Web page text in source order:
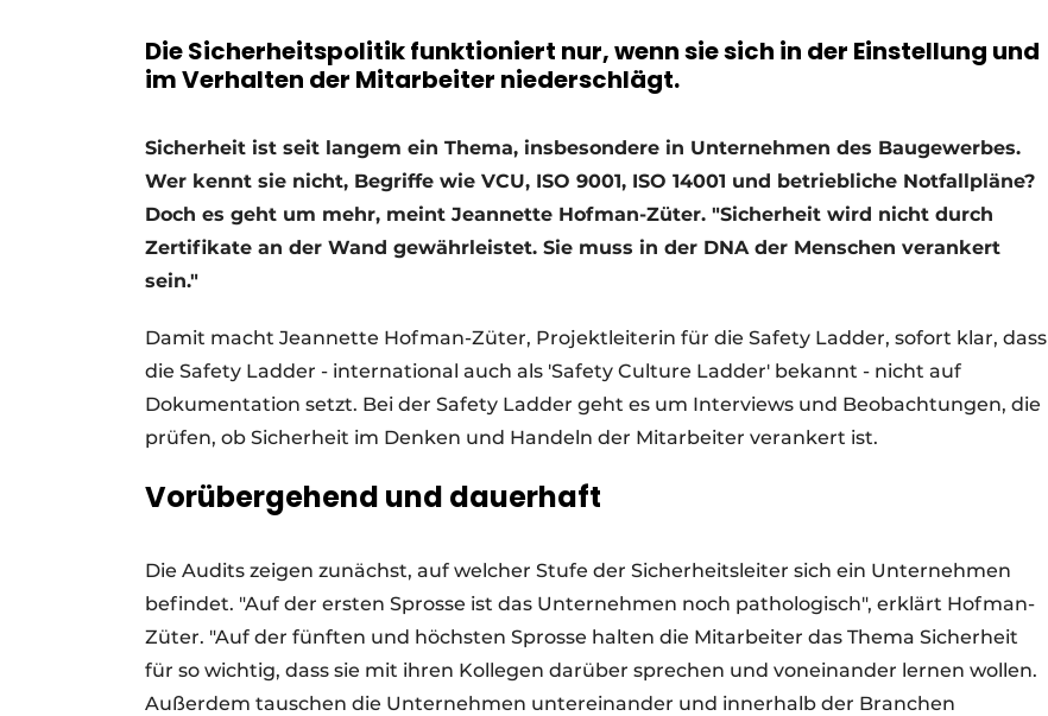
Videos
Die Sicherheitspolitik funktioniert nur, wenn sie sich in der Einstellung und
im Verhalten der Mitarbeiter niederschlägt.
Sicherheit ist seit langem ein Thema, insbesondere in Unternehmen des Baugewerbes.
Wer kennt sie nicht, Begriffe wie VCU, ISO 9001, ISO 14001 und betriebliche Notfallpläne?
Doch es geht um mehr, meint Jeannette Hofman-Züter. "Sicherheit wird nicht durch
Zertifikate an der Wand gewährleistet. Sie muss in der DNA der Menschen verankert
sein."
Damit macht Jeannette Hofman-Züter, Projektleiterin für die Safety Ladder, sofort klar, dass
die Safety Ladder - international auch als 'Safety Culture Ladder' bekannt - nicht auf
Dokumentation setzt. Bei der Safety Ladder geht es um Interviews und Beobachtungen, die
prüfen, ob Sicherheit im Denken und Handeln der Mitarbeiter verankert ist.
Vorübergehend und dauerhaft
Die Audits zeigen zunächst, auf welcher Stufe der Sicherheitsleiter sich ein Unternehmen
befindet. "Auf der ersten Sprosse ist das Unternehmen noch pathologisch", erklärt Hofman-
Züter. "Auf der fünften und höchsten Sprosse halten die Mitarbeiter das Thema Sicherheit
für so wichtig, dass sie mit ihren Kollegen darüber sprechen und voneinander lernen wollen.
Außerdem tauschen die Unternehmen untereinander und innerhalb der Branchen